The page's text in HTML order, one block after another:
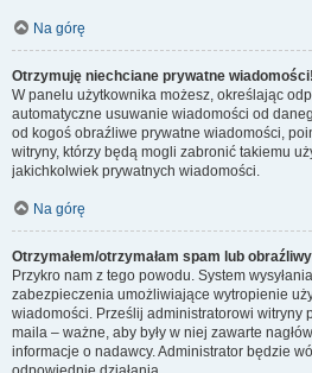
Na górę
Otrzymuję niechciane prywatne wiadomości!
W panelu użytkownika możesz, określając
automatyczne usuwanie wiadomości od
od kogoś obraźliwe prywatne wiadomości,
witryny, którzy będą mogli zabronić takiemu
jakichkolwiek prywatnych wiadomości.
Na górę
Otrzymałem/otrzymałam spam lub
Przykro nam z tego powodu. System
zabezpieczenia umożliwiające wytropienie
wiadomości. Prześlij administratorowi witryny
maila – ważne, aby były w niej zawarte
informacje o nadawcy. Administrator będzie